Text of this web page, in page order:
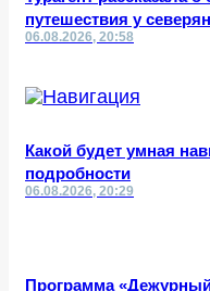
путешествия у северян
06.08.2026, 20:58
Какой будет умная
подробности
06.08.2026, 20:29
Программа «Дежурный